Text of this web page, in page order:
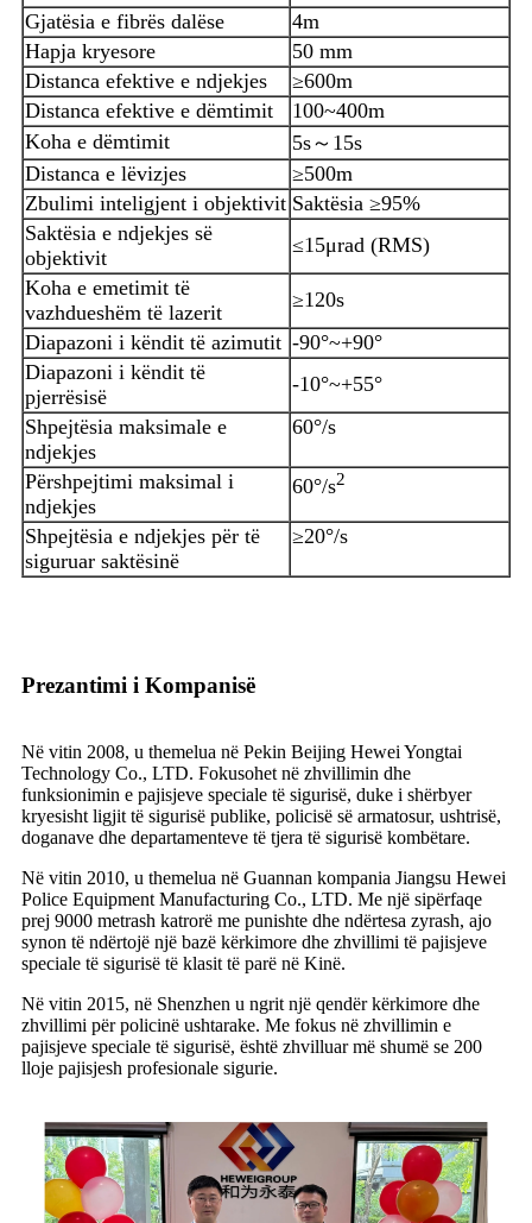
Gjatësia e fibrës dalëse
4m
Hapja kryesore
50 mm
Distanca efektive e ndjekjes
≥600m
Distanca efektive e dëmtimit
100~400m
Koha e dëmtimit
5s～15s
Distanca e lëvizjes
≥500m
Zbulimi inteligjent i objektivit Saktësia ≥95%
Saktësia e ndjekjes së
objektivit
≤15μrad (RMS)
Koha e emetimit të
vazhdueshëm të lazerit
≥120s
Diapazoni i këndit të azimutit -90°~+90°
Diapazoni i këndit të
pjerrësisë
-10°~+55°
Shpejtësia maksimale e
ndjekjes
60°/s
Përshpejtimi maksimal i
ndjekjes
60°/s2
Shpejtësia e ndjekjes për të
siguruar saktësinë
≥20°/s
Prezantimi i Kompanisë
Në vitin 2008, u themelua në Pekin Beijing Hewei Yongtai
Technology Co., LTD. Fokusohet në zhvillimin dhe
funksionimin e pajisjeve speciale të sigurisë, duke i shërbyer
kryesisht ligjit të sigurisë publike, policisë së armatosur, ushtrisë,
doganave dhe departamenteve të tjera të sigurisë kombëtare.
Në vitin 2010, u themelua në Guannan kompania Jiangsu Hewei
Police Equipment Manufacturing Co., LTD. Me një sipërfaqe
prej 9000 metrash katrorë me punishte dhe ndërtesa zyrash, ajo
synon të ndërtojë një bazë kërkimore dhe zhvillimi të pajisjeve
speciale të sigurisë të klasit të parë në Kinë.
Në vitin 2015, në Shenzhen u ngrit një qendër kërkimore dhe
zhvillimi për policinë ushtarake. Me fokus në zhvillimin e
pajisjeve speciale të sigurisë, është zhvilluar më shumë se 200
lloje pajisjesh profesionale sigurie.